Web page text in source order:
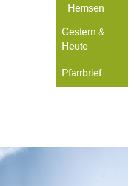
Hemsen
Gestern &
Heute
Pfarrbrief